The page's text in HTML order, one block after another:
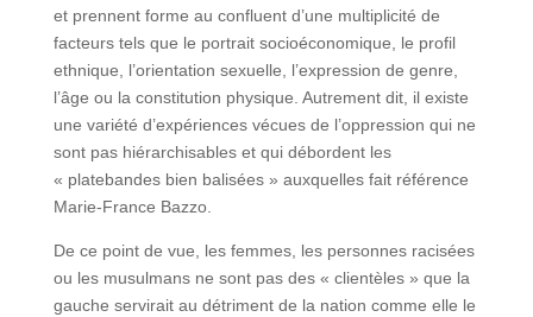
et prennent forme au confluent d’une multiplicité de
facteurs tels que le portrait socioéconomique, le profil
ethnique, l’orientation sexuelle, l’expression de genre,
l’âge ou la constitution physique. Autrement dit, il existe
une variété d’expériences vécues de l’oppression qui ne
sont pas hiérarchisables et qui débordent les
« platebandes bien balisées » auxquelles fait référence
Marie-France Bazzo.
De ce point de vue, les femmes, les personnes racisées
ou les musulmans ne sont pas des « clientèles » que la
gauche servirait au détriment de la nation comme elle le